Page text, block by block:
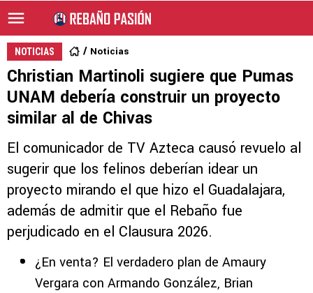
NOTICIAS Noticias
Christian Martinoli sugiere que Pumas
UNAM debería construir un proyecto
similar al de Chivas
El comunicador de TV Azteca causó revuelo al
sugerir que los felinos deberían idear un
proyecto mirando el que hizo el Guadalajara,
además de admitir que el Rebaño fue
perjudicado en el Clausura 2026.
¿En venta? El verdadero plan de Amaury
Vergara con Armando González, Brian